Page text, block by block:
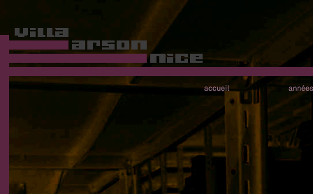
accueil années